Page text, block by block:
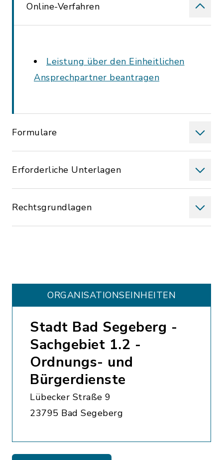
Online-Verfahren
Leistung über den Einheitlichen
Ansprechpartner beantragen
Formulare
Erforderliche Unterlagen
Rechtsgrundlagen
ORGANISATIONS­EINHEITEN
Stadt Bad Segeberg -
Sachgebiet 1.2 -
Ordnungs- und
Bürgerdienste
Lübecker Straße 9
23795 Bad Segeberg